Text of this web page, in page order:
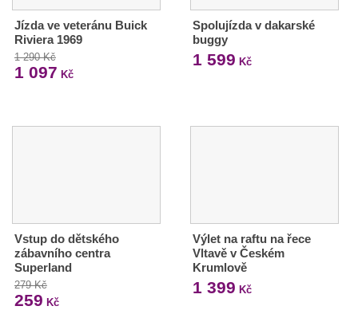
Jízda ve veteránu Buick
Riviera 1969
1 290 Kč
1 097 Kč
Spolujízda v dakarské
buggy
1 599 Kč
Vstup do dětského
zábavního centra
Superland
279 Kč
259 Kč
Výlet na raftu na řece
Vltavě v Českém
Krumlově
1 399 Kč